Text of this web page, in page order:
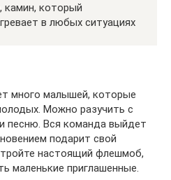
камин, который
в любых ситуациях
много малышей, которые
Можно разучить с
песню. Вся команда выйдет
подарит свой
настоящий флешмоб,
маленькие приглашенные.